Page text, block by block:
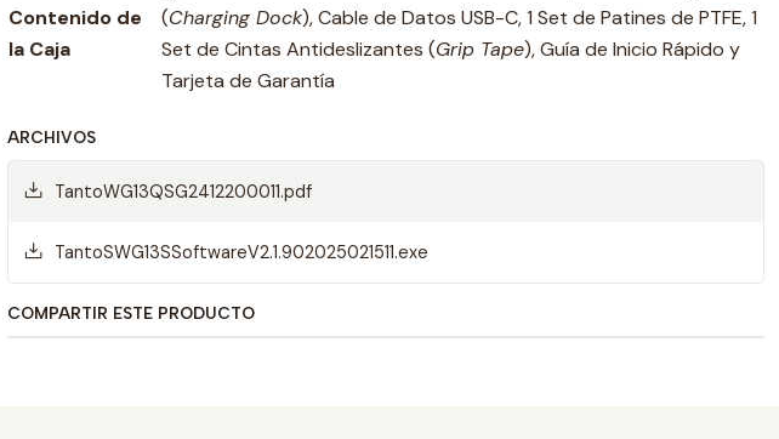
Contenido de
la Caja
(Charging Dock), Cable de Datos USB-C, 1 Set de Patines de PTFE, 1
Set de Cintas Antideslizantes (Grip Tape), Guía de Inicio Rápido y
Tarjeta de Garantía
ARCHIVOS
TantoWG13QSG2412200011.pdf
TantoSWG13SSoftwareV2.1.902025021511.exe
COMPARTIR ESTE PRODUCTO